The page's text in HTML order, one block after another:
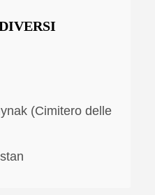
(Cimitero delle